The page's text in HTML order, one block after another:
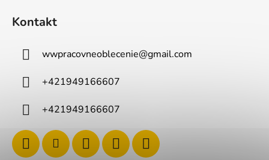
Kontakt
wwpracovneoblecenie@gmail.com
+421949166607
+421949166607